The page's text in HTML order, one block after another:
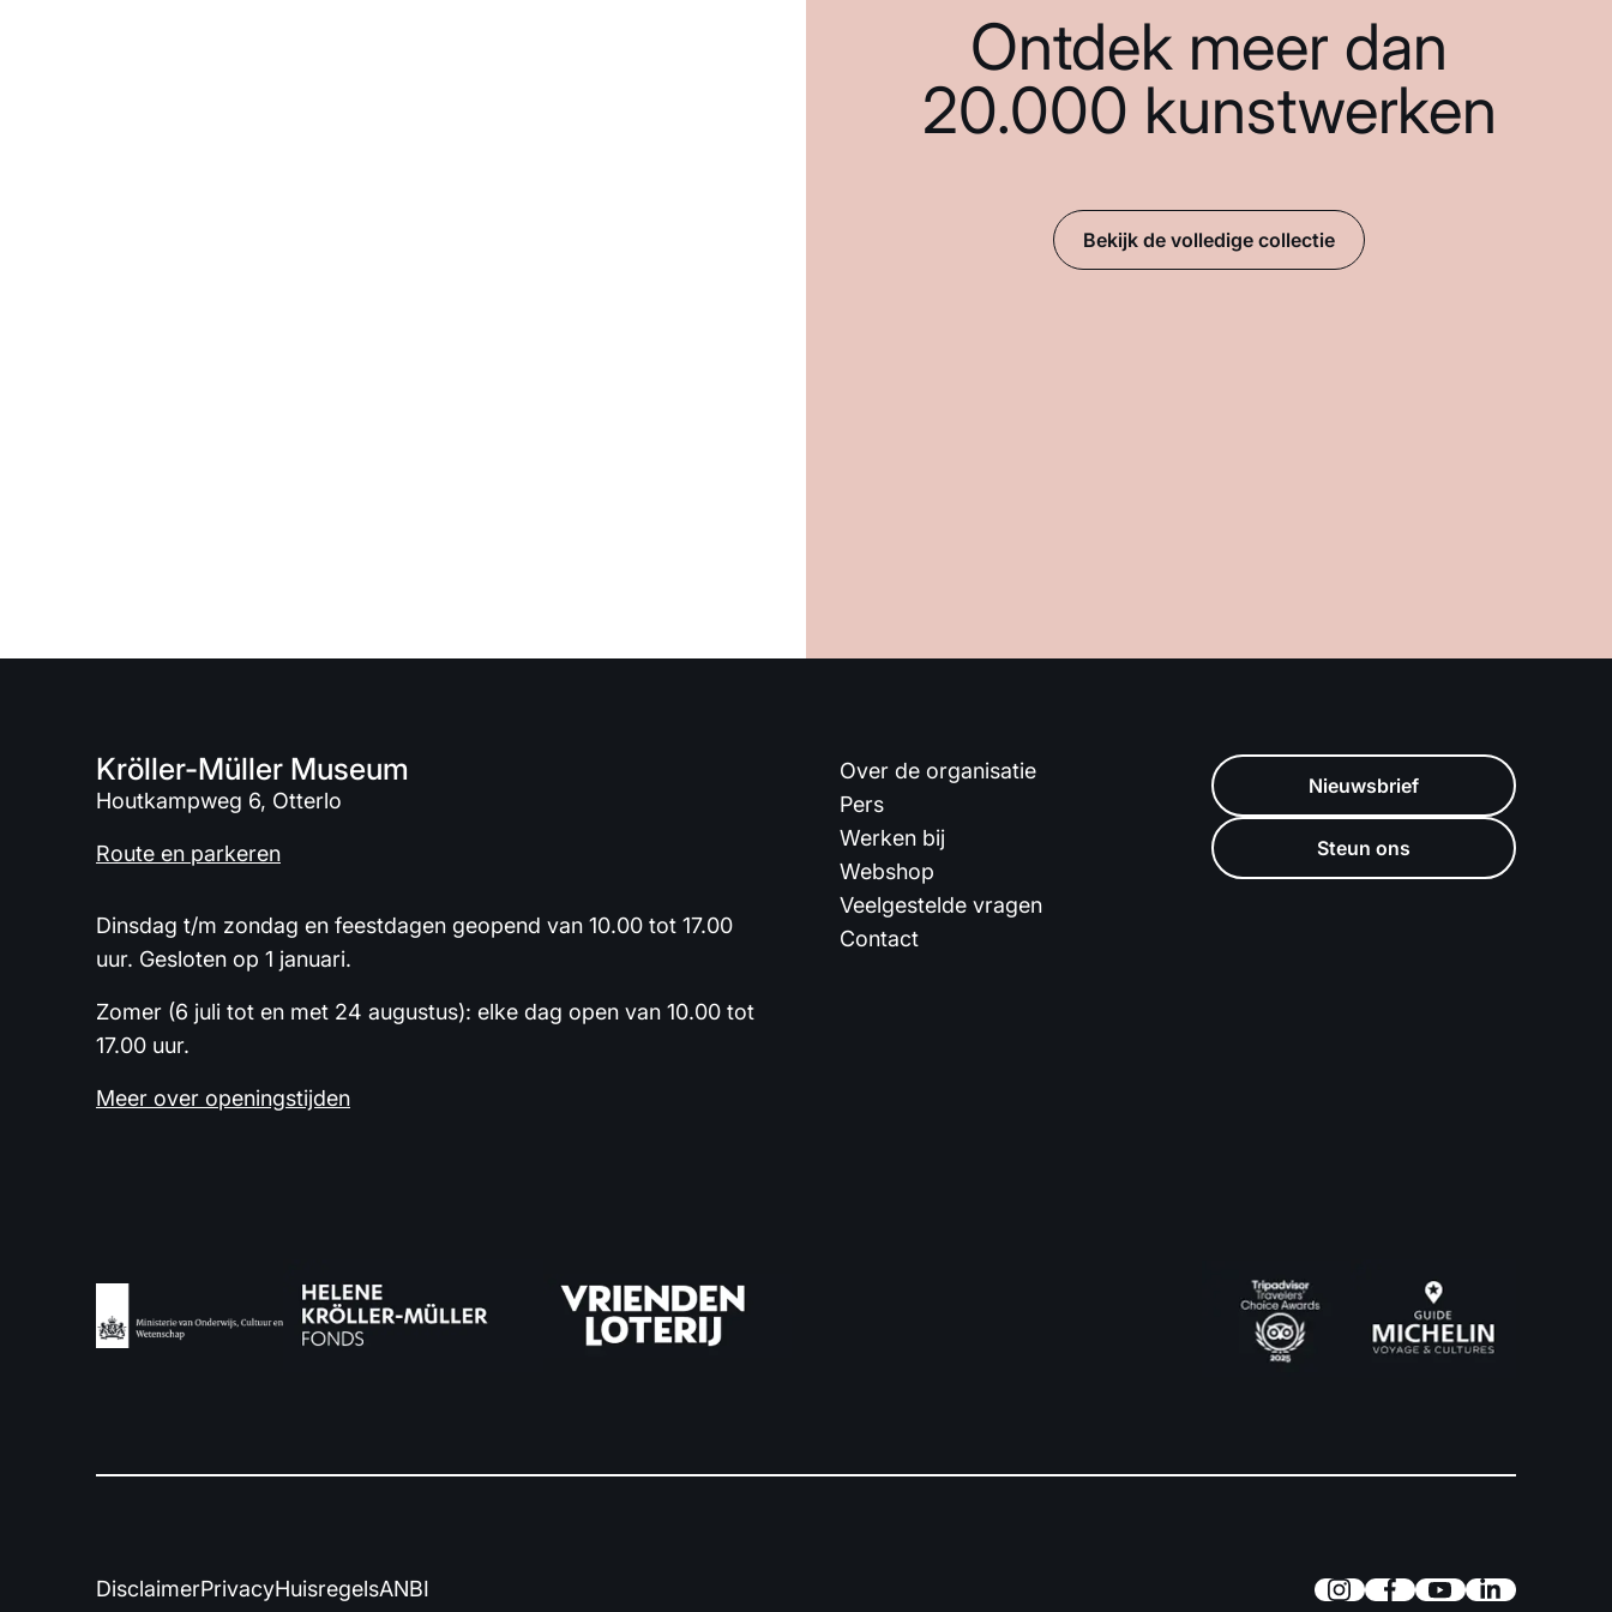
Ontdek meer dan
20.000 kunstwerken
Bekijk de volledige collectie
Kröller-Müller Museum
Houtkampweg 6, Otterlo
Route en parkeren
Dinsdag t/m zondag en feestdagen geopend van 10.00 tot 17.00
uur. Gesloten op 1 januari.
Zomer (6 juli tot en met 24 augustus): elke dag open van 10.00 tot
17.00 uur.
Meer over openingstijden
Over de organisatie
Pers
Werken bij
Webshop
Veelgestelde vragen
Contact
Nieuwsbrief
Steun ons
DisclaimerPrivacyHuisregelsANBI